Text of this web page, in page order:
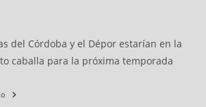
del Córdoba y el Dépor estarían en la
caballa para la próxima temporada